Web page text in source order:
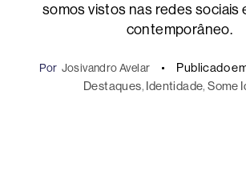
somos vistos nas redes sociais
contemporâneo.
Por Josivandro Avelar Publicado
Destaques, Identidade, Some